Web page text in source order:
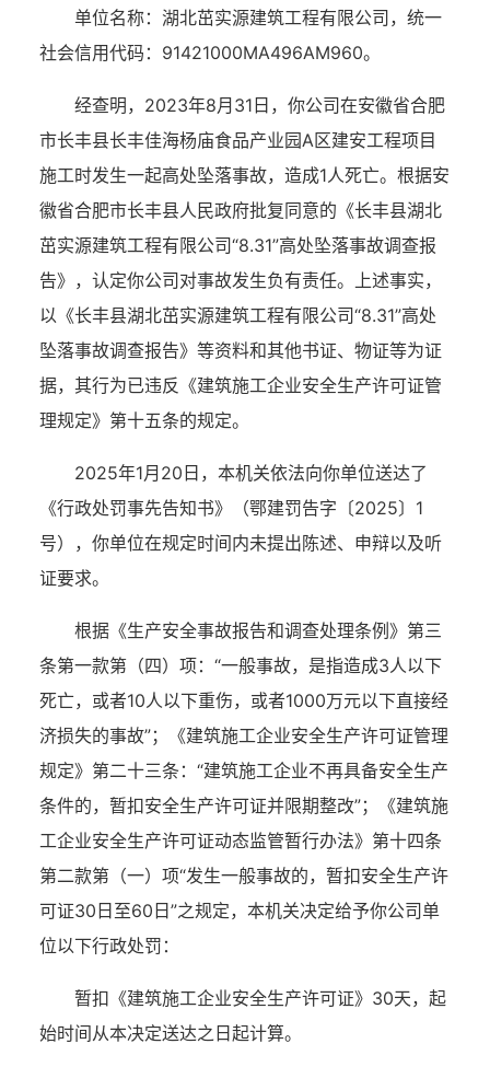
单位名称：湖北茁实源建筑工程有限公司，统一
社会信用代码： 91421000MA496AM960。
经查明， 2023年8月 31 日，你公司在安徽省合肥
市长丰县长丰佳海杨庙食品产业园A区建安工程项目
施工时发生一起高处坠落事故，造成1人死亡。 根据安
徽省合肥市长丰县人民政府批复同意的《长丰县湖北
茁实源建筑工程有限公司“8.31”高处坠落事故调查报
告》，认定你公司对事故发生负有责任。上述事实，
以《长丰县湖北茁实源建筑工程有限公司“8.31”高处
坠落事故调查报告》等资料和其他书证、物证等为证
据，其行为已违反《建筑施工企业安全生产许可证管
理规定》第十五条的规定。
2025年1月 20 日，本机关依法向你单位送达了
《行政处罚事先告知书》（鄂建罚告字〔2025〕 1
号），你单位在规定时间内未提出陈述、申辩以及听
证要求。
根据 《生产安全事故报告和调查处理条例》第三
条第一款第 （四） 项： “一般事故，是指造成3人以下
死亡，或者10人以下重伤，或者1000万元以下直接经
济损失的事故”；
《建筑施工企业安全生产许可证管理
规定》第二十三条： “建筑施工企业不再具备安全生产
条件的，暂扣安全生产许可证并限期整改”；
《建筑施
工企业安全生产许可证动态监管暂行办法》第十四条
第二款第（一）项“发生一般事故的，暂扣安全生产许
可证30日至60日”之规定，本机关决定给予你公司单
位以下行政处罚：
暂扣《建筑施工企业安全生产许可证》 30天， 起
始时间从本决定送达之日起计算。